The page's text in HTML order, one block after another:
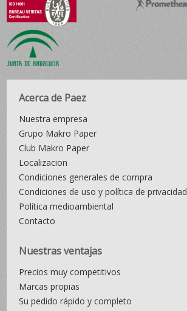
Acerca de Paez
Nuestra empresa
Grupo Makro Paper
Club Makro Paper
Localizacion
Condiciones generales de compra
Condiciones de uso y política de privacidad
Política medioambiental
Contacto
Nuestras ventajas
Precios muy competitivos
Marcas propias
Su pedido rápido y completo